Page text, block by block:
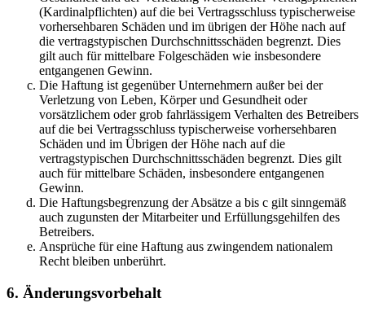
(Kardinalpflichten) auf die bei Vertragsschluss typischerweise
vorhersehbaren Schäden und im übrigen der Höhe nach auf
die vertragstypischen Durchschnittsschäden begrenzt. Dies
gilt auch für mittelbare Folgeschäden wie insbesondere
entgangenen Gewinn.
Die Haftung ist gegenüber Unternehmern außer bei der
Verletzung von Leben, Körper und Gesundheit oder
vorsätzlichem oder grob fahrlässigem Verhalten des Betreibers
auf die bei Vertragsschluss typischerweise vorhersehbaren
Schäden und im Übrigen der Höhe nach auf die
vertragstypischen Durchschnittsschäden begrenzt. Dies gilt
auch für mittelbare Schäden, insbesondere entgangenen
Gewinn.
Die Haftungsbegrenzung der Absätze a bis c gilt sinngemäß
auch zugunsten der Mitarbeiter und Erfüllungsgehilfen des
Betreibers.
Ansprüche für eine Haftung aus zwingendem nationalem
Recht bleiben unberührt.
6. Änderungsvorbehalt